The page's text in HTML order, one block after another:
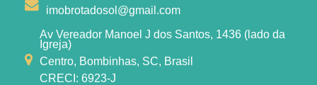
imobrotadosol@gmail.com
Av Vereador Manoel J dos Santos, 1436 (lado da
Igreja)
Centro, Bombinhas, SC, Brasil
CRECI: 6923-J